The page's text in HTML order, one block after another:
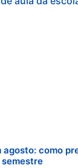
agosto: como